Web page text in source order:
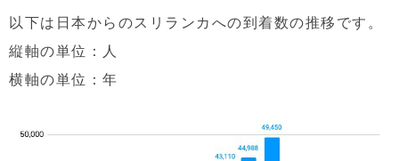
以下は日本からのスリランカへの到着数の推移です。
縦軸の単位：人
横軸の単位：年